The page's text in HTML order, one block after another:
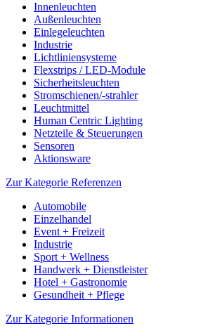
Innenleuchten
Außenleuchten
Einlegeleuchten
Industrie
Lichtliniensysteme
Flexstrips / LED-Module
Sicherheitsleuchten
Stromschienen/-strahler
Leuchtmittel
Human Centric Lighting
Netzteile & Steuerungen
Sensoren
Aktionsware
Zur Kategorie Referenzen
Automobile
Einzelhandel
Event + Freizeit
Industrie
Sport + Wellness
Handwerk + Dienstleister
Hotel + Gastronomie
Gesundheit + Pflege
Zur Kategorie Informationen